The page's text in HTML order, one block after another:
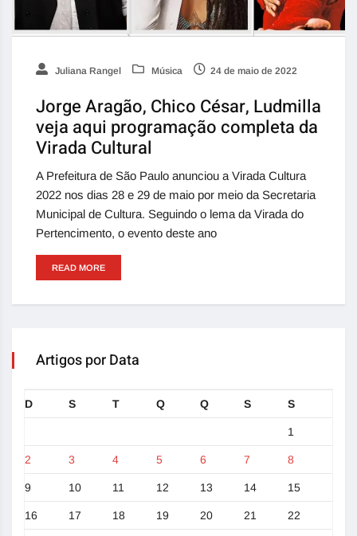
Juliana Rangel Música 24 de maio de 2022
Jorge Aragão, Chico César, Ludmilla
veja aqui programação completa da
Virada Cultural
A Prefeitura de São Paulo anunciou a Virada Cultura
2022 nos dias 28 e 29 de maio por meio da Secretaria
Municipal de Cultura. Seguindo o lema da Virada do
Pertencimento, o evento deste ano
READ MORE
Artigos por Data
D S T Q Q S S
1
2 3 4 5 6 7 8
9 10 11 12 13 14 15
16 17 18 19 20 21 22